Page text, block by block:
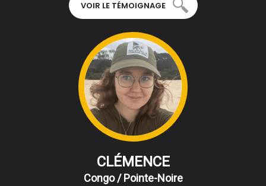
VOIR LE TÉMOIGNAGE
CLÉMENCE
Congo / Pointe-Noire